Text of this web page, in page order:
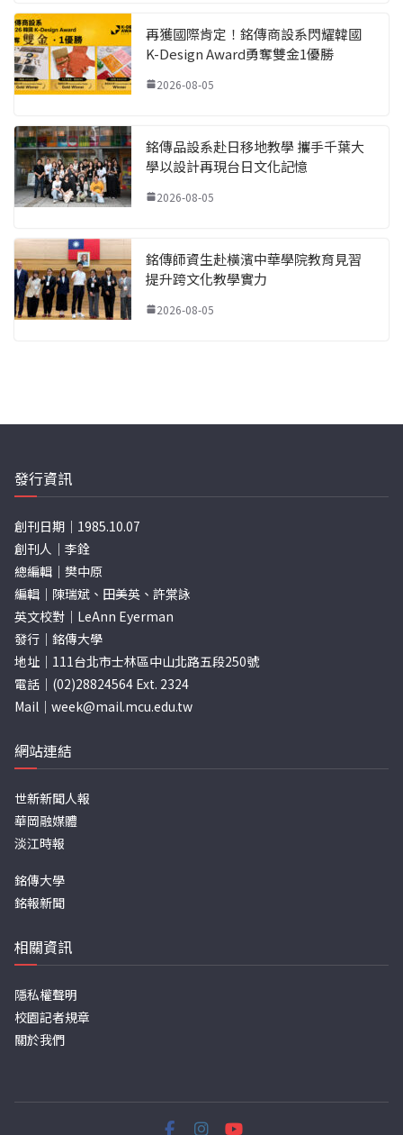
再獲國際肯定！銘傳商設系閃耀韓國
K-Design Award勇奪雙金1優勝
2026-08-05
銘傳品設系赴日移地教學 攜手千葉大
學以設計再現台日文化記憶
2026-08-05
銘傳師資生赴橫濱中華學院教育見習
提升跨文化教學實力
2026-08-05
發行資訊
創刊日期｜1985.10.07
創刊人｜李銓
總編輯｜樊中原
編輯｜陳瑞斌、田美英、許棠詠
英文校對｜LeAnn Eyerman
發行｜銘傳大學
地址｜111台北市士林區中山北路五段250號
電話｜(02)28824564 Ext. 2324
Mail｜ week@mail.mcu.edu.tw
網站連結
世新新聞人報
華岡融媒體
淡江時報
銘傳大學
銘報新聞
相關資訊
隱私權聲明
校園記者規章
關於我們